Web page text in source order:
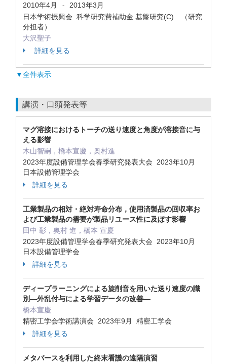
2010年4月
-
2013年3月
日本学術振興会 科学研究費補助金 基盤研究(C) （研究
分担者）
大沢聖子
詳細を見る
▼全件表示
講演・口頭発表等
マグ溶接におけるトーチの送り速度と角度が溶接音に与
える影響
木山智嗣，橋本宣慶，奥村進
2023年度設備管理学会春季研究発表大会 2023年10月
日本設備管理学会
詳細を見る
工業製品の相対・絶対寿命分布，使用済製品の回収率お
よび工業製品の需要が製品リユース性に及ぼす影響
田中 彰，奥村 進，橋本 宣慶
2023年度設備管理学会春季研究発表大会 2023年10月
日本設備管理学会
詳細を見る
ディープラーニングによる旋削音を用いた送り速度の識
別―外乱付与による学習データの改善―
橋本宣慶
精密工学会学術講演会 2023年9月 精密工学会
詳細を見る
メタバースを利用した終末看護の遠隔演習